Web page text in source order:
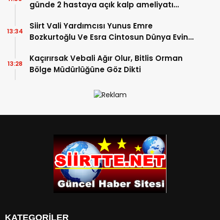
günde 2 hastaya açık kalp ameliyatı
Siirt Vali Yardımcısı Yunus Emre
Bozkurtoğlu Ve Esra Cintosun Dünya Evine
13:34
Kaçırırsak Vebali Ağır Olur, Bitlis Orman
Bölge Müdürlüğüne Göz Dikti
13:28
KATEGORİLER